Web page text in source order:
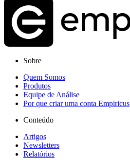
Sobre
Quem Somos
Produtos
Equipe de Análise
Por que criar uma conta Empiricus
Conteúdo
Artigos
Newsletters
Relatórios